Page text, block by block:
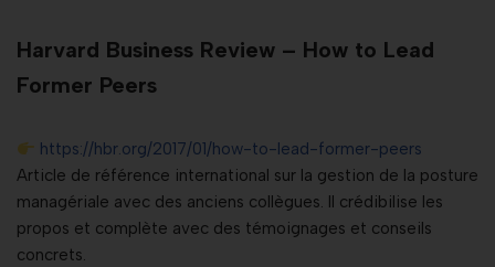
Harvard Business Review – How to Lead
Former Peers
https://hbr.org/2017/01/how-to-lead-former-peers
Article de référence international sur la gestion de la posture
managériale avec des anciens collègues. Il crédibilise les
propos et complète avec des témoignages et conseils
concrets.